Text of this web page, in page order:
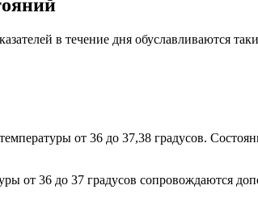
в течение дня обуславливаются
от 36 до 37,38 градусов.
от 36 до 37 градусов сопровождаются